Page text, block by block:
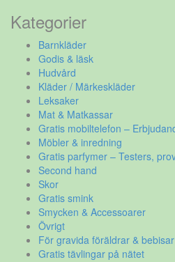
Kategorier
Barnkläder
Godis & läsk
Hudvård
Kläder / Märkeskläder
Leksaker
Mat & Matkassar
Gratis mobiltelefon –
Möbler & inredning
Gratis parfymer – Testers,
Second hand
Skor
Gratis smink
Smycken & Accessoarer
Övrigt
För gravida föräldrar & bebisar
Gratis tävlingar på nätet